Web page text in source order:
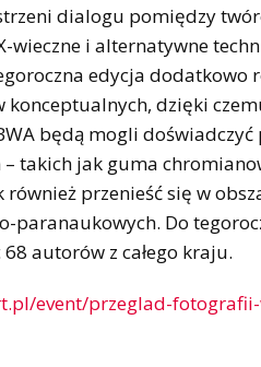
dialogu pomiędzy
wieczne i alternatywne
edycja dodatkowo
konceptualnych, dzięki
będą mogli
– takich jak guma
przenieść się w
paranaukowych. Do
autorów z całego kraju.
event/przeglad-